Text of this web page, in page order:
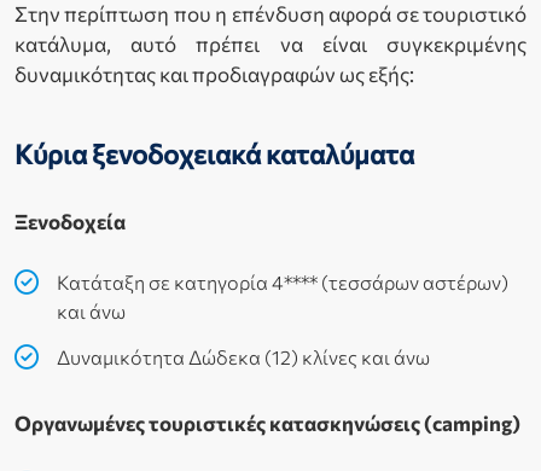
Στην περίπτωση που η επένδυση αφορά σε τουριστικό
κατάλυμα, αυτό πρέπει να είναι συγκεκριμένης
δυναμικότητας και προδιαγραφών ως εξής:
Κύρια ξενοδοχειακά καταλύματα
Ξενοδοχεία
Κατάταξη σε κατηγορία 4**** (τεσσάρων αστέρων)
και άνω
Δυναμικότητα Δώδεκα (12) κλίνες και άνω
Οργανωμένες τουριστικές κατασκηνώσεις (camping)